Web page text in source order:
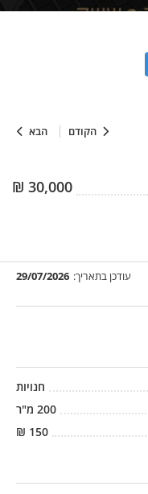
הקודם הבא
30,000
₪
עודכן בתאריך: 29/07/2026
חנויות
200 מ"ר
150
₪